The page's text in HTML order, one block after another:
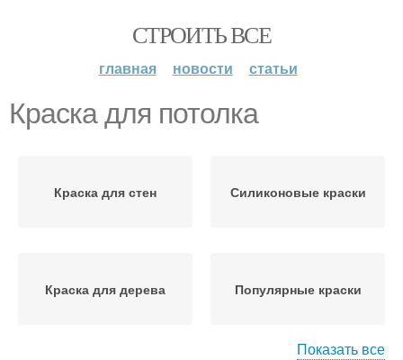
СТРОИТЬ ВСЕ
главная новости статьи
Краска для потолка
Краска для стен Силиконовые краски
Краска для дерева Популярные краски
Показать все